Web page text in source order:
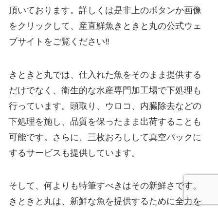
頂いております。詳しくは是非上のボタンか画像
をクリックして、産直鮮魚きときと丸の公式ウェ
ブサイトをご覧ください‼
きときと丸では、仕入れた魚をそのまま提供する
だけでなく、衛生的な水産専門加工場で下処理も
行っています。頭取り、ウロコ、内臓除去などの
下処理を施し、品質を保ったまま出荷することも
可能です。さらに、三枚おろしして真空パックに
するサービスも提供しています。
そして、何よりも特筆すべきはその新鮮さです。
きときと丸は、新鮮な魚を提供するために全力を